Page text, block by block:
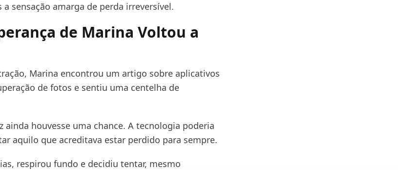
a sensação amarga de perda irreversível.
de Marina Voltou a
Marina encontrou um artigo sobre aplicativos
de fotos e sentiu uma centelha de
ainda houvesse uma chance. A tecnologia poderia
aquilo que acreditava estar perdido para sempre.
respirou fundo e decidiu tentar, mesmo